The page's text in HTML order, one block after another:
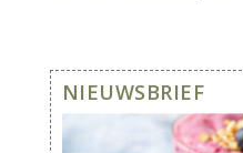
NIEUWSBRIEF